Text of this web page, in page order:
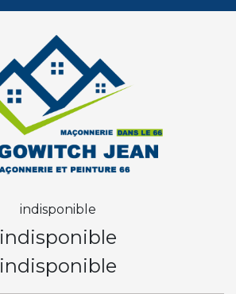
indisponible
indisponible
indisponible